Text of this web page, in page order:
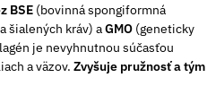
BSE (bovinná spongiformná
šialených kráv) aGMO (geneticky
je nevyhnutnou súčasťou
a väzov. Zvyšuje pružnosť a tým